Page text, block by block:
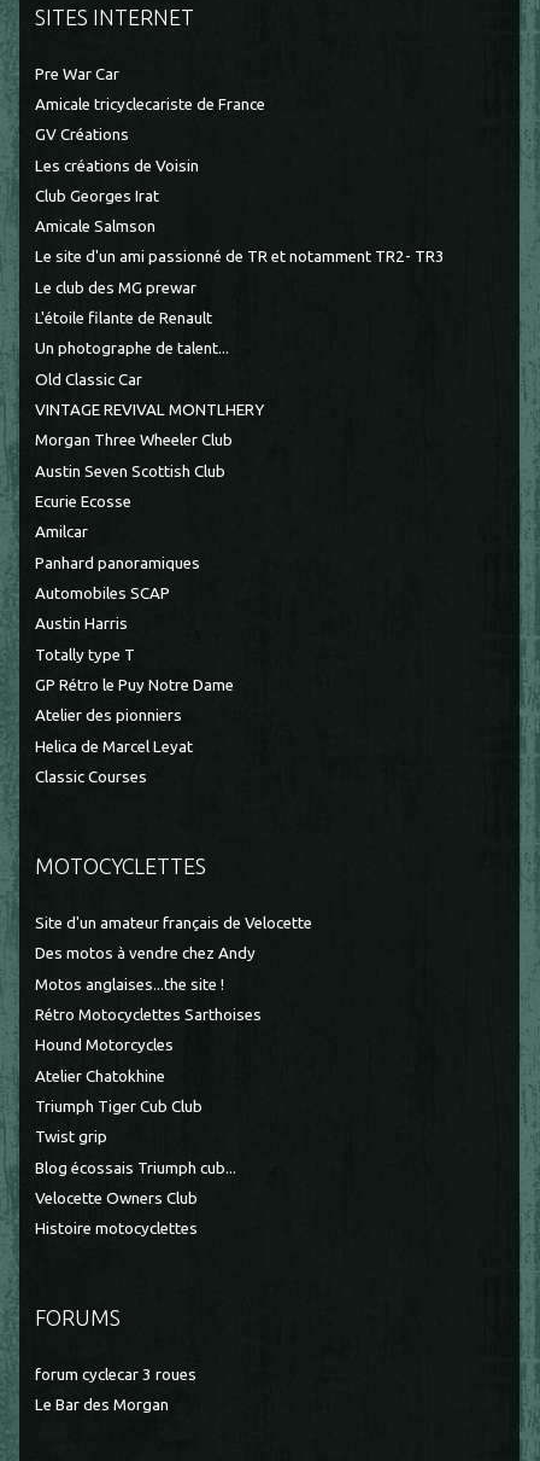
SITES INTERNET
Pre War Car
Amicale tricyclecariste de France
GV Créations
Les créations de Voisin
Club Georges Irat
Amicale Salmson
Le site d'un ami passionné de TR et notamment TR2- TR3
Le club des MG prewar
L'étoile filante de Renault
Un photographe de talent...
Old Classic Car
VINTAGE REVIVAL MONTLHERY
Morgan Three Wheeler Club
Austin Seven Scottish Club
Ecurie Ecosse
Amilcar
Panhard panoramiques
Automobiles SCAP
Austin Harris
Totally type T
GP Rétro le Puy Notre Dame
Atelier des pionniers
Helica de Marcel Leyat
Classic Courses
MOTOCYCLETTES
Site d'un amateur français de Velocette
Des motos à vendre chez Andy
Motos anglaises...the site !
Rétro Motocyclettes Sarthoises
Hound Motorcycles
Atelier Chatokhine
Triumph Tiger Cub Club
Twist grip
Blog écossais Triumph cub...
Velocette Owners Club
Histoire motocyclettes
FORUMS
forum cyclecar 3 roues
Le Bar des Morgan